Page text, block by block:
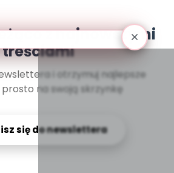
z najnowszymi
treściami
i otrzymuj najlepsze
prosto na swoją skrzynkę
się do newslettera